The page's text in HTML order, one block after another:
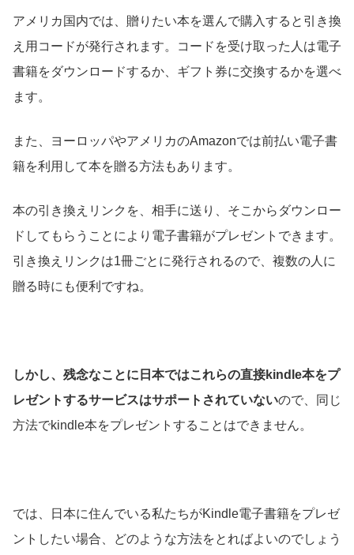
アメリカ国内では、贈りたい本を選んで購入すると引き換
え用コードが発行されます。コードを受け取った人は電子
書籍をダウンロードするか、ギフト券に交換するかを選べ
ます。
また、ヨーロッパやアメリカのAmazonでは前払い電子書
籍を利用して本を贈る方法もあります。
本の引き換えリンクを、相手に送り、そこからダウンロー
ドしてもらうことにより電子書籍がプレゼントできます。
引き換えリンクは1冊ごとに発行されるので、複数の人に
贈る時にも便利ですね。
しかし、残念なことに日本ではこれらの直接kindle本をプ
レゼントするサービスはサポートされていないので、同じ
方法でkindle本をプレゼントすることはできません。
では、日本に住んでいる私たちがKindle電子書籍をプレゼ
ントしたい場合、どのような方法をとればよいのでしょう